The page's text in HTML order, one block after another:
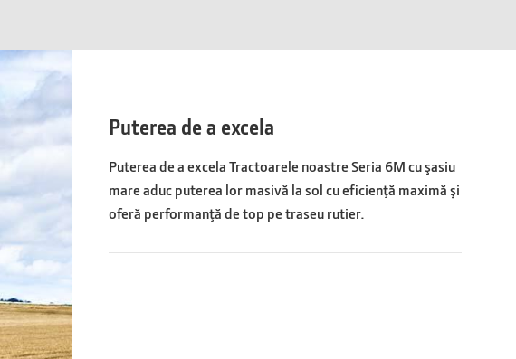
Puterea de a excela
Puterea de a excela Tractoarele noastre Seria 6M cu şasiu
mare aduc puterea lor masivă la sol cu eficienţă maximă şi
oferă performanţă de top pe traseu rutier.